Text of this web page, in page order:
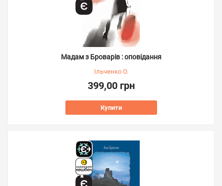
Мадам з Броварів : оповідання
Ільченко О.
399,00 грн
Купити